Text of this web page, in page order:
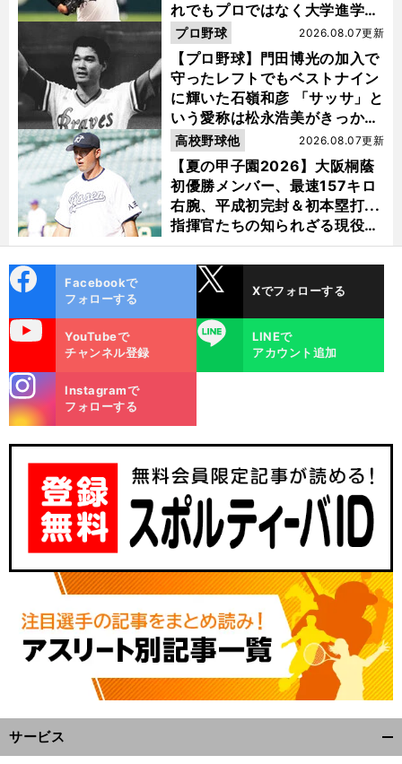
れでもプロではなく大学進学を
選ぶ理由
【プロ野球】門田博光の加入で
守ったレフトでもベストナイン
に輝いた石嶺和彦 「サッサ」と
いう愛称は松永浩美がきっか
け？
2026.08.07更新
プロ野球
【夏の甲子園2026】大阪桐蔭
初優勝メンバー、最速157キロ
右腕、平成初完封＆初本塁打...
指揮官たちの知られざる現役時
代
2026.08.07更新
高校野球他
ok
Facebookで
フォローする
Xでフォローする
YouTubeで
チャンネル登録
LINE
LINEで
アカウント追加
m
Instagramで
フォローする
サービス